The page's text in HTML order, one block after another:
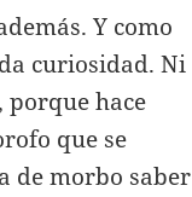
Y como
curiosidad. Ni
porque hace
que se
de morbo saber